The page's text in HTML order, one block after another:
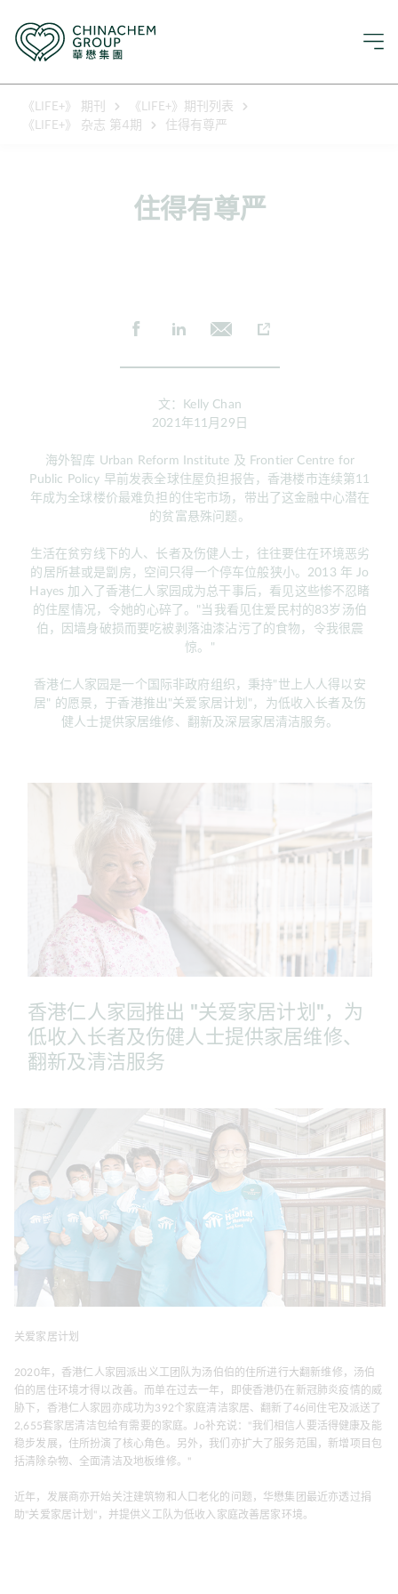
《LIFE+》 期刊
《LIFE+》期刊列表
《LIFE+》 杂志 第4期
住得有尊严
住得有尊严
文：Kelly Chan
2021年11月29日
海外智库 Urban Reform Institute 及 Frontier Centre for
Public Policy 早前发表全球住屋负担报告，香港楼市连续第11
年成为全球楼价最难负担的住宅市场，带出了这金融中心潜在
的贫富悬殊问题。
生活在贫穷线下的人、长者及伤健人士，往往要住在环境恶劣
的居所甚或是劏房，空间只得一个停车位般狭小。2013 年 Jo
Hayes 加入了香港仁人家园成为总干事后，看见这些惨不忍睹
的住屋情况，令她的心碎了。"当我看见住爱民村的83岁汤伯
伯，因墙身破损而要吃被剥落油漆沾污了的食物，令我很震
惊。"
香港仁人家园是一个国际非政府组织，秉持"世上人人得以安
居" 的愿景，于香港推出"关爱家居计划"，为低收入长者及伤
健人士提供家居维修、翻新及深层家居清洁服务。
香港仁人家园推出 "关爱家居计划"，为
低收入长者及伤健人士提供家居维修、
翻新及清洁服务
关爱家居计划
2020年，香港仁人家园派出义工团队为汤伯伯的住所进行大翻新维修，汤伯
伯的居住环境才得以改善。而单在过去一年，即使香港仍在新冠肺炎疫情的威
胁下，香港仁人家园亦成功为392个家庭清洁家居、翻新了46间住宅及派送了
2,655套家居清洁包给有需要的家庭。Jo补充说："我们相信人要活得健康及能
稳步发展，住所扮演了核心角色。另外，我们亦扩大了服务范围，新增项目包
括清除杂物、全面清洁及地板维修。"
近年，发展商亦开始关注建筑物和人口老化的问题，华懋集团最近亦透过捐
助"关爱家居计划"，并提供义工队为低收入家庭改善居家环境。